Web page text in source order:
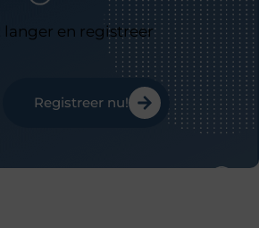
en registreer
Registreer nu!